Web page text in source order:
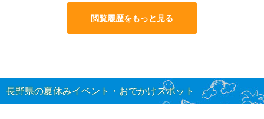
閲覧履歴をもっと見る
長野県の夏休みイベント・おでかけスポット